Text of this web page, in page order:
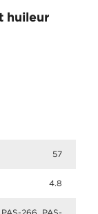
huileur
57
4.8